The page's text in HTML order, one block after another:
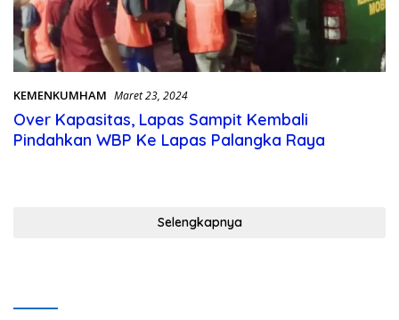
KEMENKUMHAM Maret 23, 2024
Over Kapasitas, Lapas Sampit Kembali
Pindahkan WBP Ke Lapas Palangka Raya
Selengkapnya